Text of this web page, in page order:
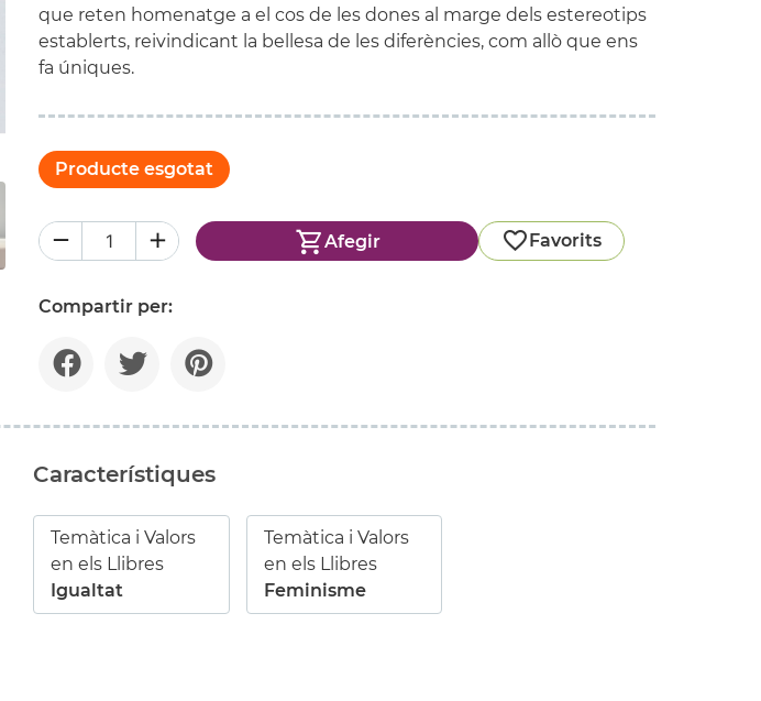
que reten homenatge a el cos de les dones al marge dels estereotips
establerts, reivindicant la bellesa de les diferències, com allò que ens
fa úniques.
Producte esgotat
Afegir Favorits
Compartir per:
Característiques
Temàtica i Valors
en els Llibres
Igualtat
Temàtica i Valors
en els Llibres
Feminisme